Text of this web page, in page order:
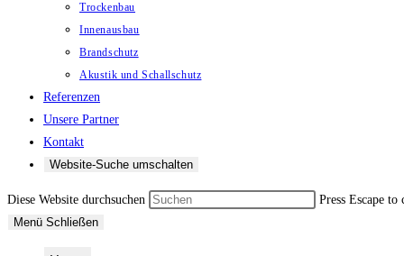
Trockenbau
Innenausbau
Brandschutz
Akustik und Schallschutz
Referenzen
Unsere Partner
Kontakt
Website-Suche umschalten
Diese Website durchsuchen
Press Escape to
Menü Schließen